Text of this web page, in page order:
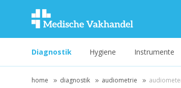
Diagnostik Hygiene Instrumente
home diagnostik audiometrie